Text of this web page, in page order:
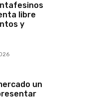
libre
y
un